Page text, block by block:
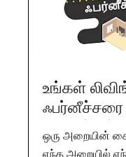
உங்கள்
ஃபர்னீச்சரை
விஷயம்.
ஒரு அறையின்
எந்த அறையில்